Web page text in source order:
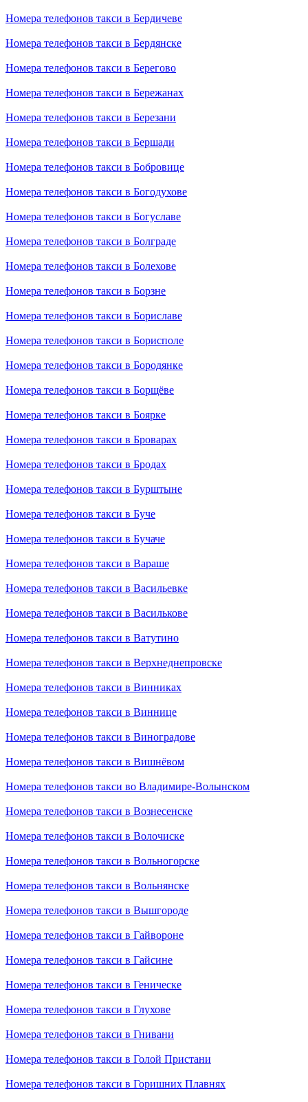
Номера телефонов такси в Бердичеве
Номера телефонов такси в Бердянске
Номера телефонов такси в Берегово
Номера телефонов такси в Бережанах
Номера телефонов такси в Березани
Номера телефонов такси в Бершади
Номера телефонов такси в Бобровице
Номера телефонов такси в Богодухове
Номера телефонов такси в Богуславе
Номера телефонов такси в Болграде
Номера телефонов такси в Болехове
Номера телефонов такси в Борзне
Номера телефонов такси в Бориславе
Номера телефонов такси в Борисполе
Номера телефонов такси в Бородянке
Номера телефонов такси в Борщёве
Номера телефонов такси в Боярке
Номера телефонов такси в Броварах
Номера телефонов такси в Бродах
Номера телефонов такси в Бурштыне
Номера телефонов такси в Буче
Номера телефонов такси в Бучаче
Номера телефонов такси в Вараше
Номера телефонов такси в Васильевке
Номера телефонов такси в Василькове
Номера телефонов такси в Ватутино
Номера телефонов такси в Верхнеднепровске
Номера телефонов такси в Винниках
Номера телефонов такси в Виннице
Номера телефонов такси в Виноградове
Номера телефонов такси в Вишнёвом
Номера телефонов такси во Владимире-Волынском
Номера телефонов такси в Вознесенске
Номера телефонов такси в Волочиске
Номера телефонов такси в Вольногорске
Номера телефонов такси в Вольнянске
Номера телефонов такси в Вышгороде
Номера телефонов такси в Гайвороне
Номера телефонов такси в Гайсине
Номера телефонов такси в Геническе
Номера телефонов такси в Глухове
Номера телефонов такси в Гнивани
Номера телефонов такси в Голой Пристани
Номера телефонов такси в Горишних Плавнях